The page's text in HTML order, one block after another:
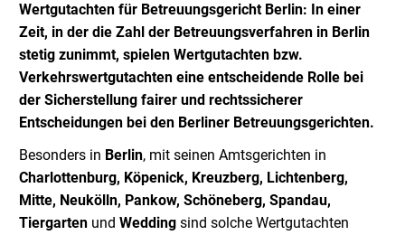
Wertgutachten für Betreuungsgericht Berlin: In einer
Zeit, in der die Zahl der Betreuungsverfahren in Berlin
stetig zunimmt, spielen Wertgutachten bzw.
Verkehrswertgutachten eine entscheidende Rolle bei
der Sicherstellung fairer und rechtssicherer
Entscheidungen bei den Berliner Betreuungsgerichten.
Besonders in Berlin, mit seinen Amtsgerichten in
Charlottenburg, Köpenick, Kreuzberg, Lichtenberg,
Mitte, Neukölln, Pankow, Schöneberg, Spandau,
Tiergarten und Wedding sind solche Wertgutachten